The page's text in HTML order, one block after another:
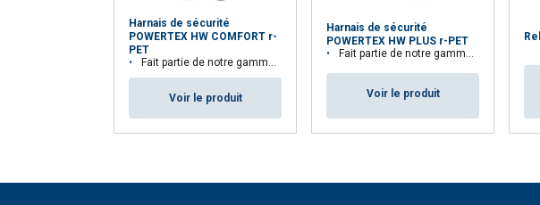
Harnais de sécurité
POWERTEX HW COMFORT r-
PET
Fait partie de notre gamme Aspire™. 33,3% de matières recyclées
Voir le produit
Harnais de sécurité
POWERTEX HW PLUS r-PET
Fait partie de notre gamme Aspire™. 29,1% de matières recyclées
Voir le produit